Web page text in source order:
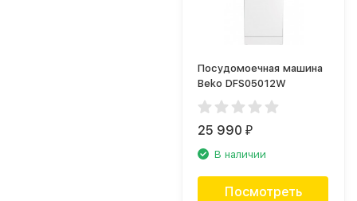
Посудомоечная машина
Beko DFS05012W
25 990₽
В наличии
Посмотреть